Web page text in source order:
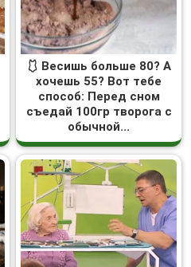
🩱 Весишь больше 80? А
хочешь 55? Вот тебе
способ: Перед сном
съедай 100гр творога с
обычной...